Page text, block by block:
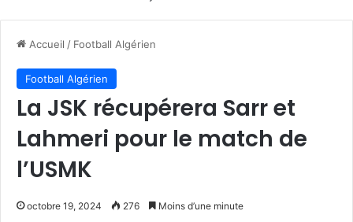
Accueil / Football Algérien
Football Algérien
La JSK récupérera Sarr et
Lahmeri pour le match de
l’USMK
octobre 19, 2024 276 Moins d’une minute